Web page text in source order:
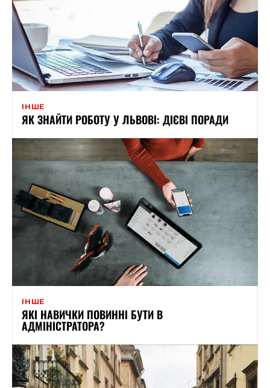
ІНШЕ
ЯК ЗНАЙТИ РОБОТУ У ЛЬВОВІ: ДІЄВІ ПОРАДИ
ІНШЕ
ЯКІ НАВИЧКИ ПОВИННІ БУТИ В
АДМІНІСТРАТОРА?